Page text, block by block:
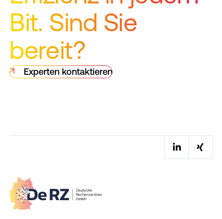
Bit. Sind Sie
bereit?
Experten kontaktieren